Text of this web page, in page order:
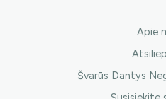
Apie
Švarūs Dantys